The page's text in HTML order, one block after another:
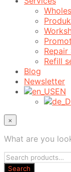
Repair
Refill
Blog
Newsletter
EN
×
What are you